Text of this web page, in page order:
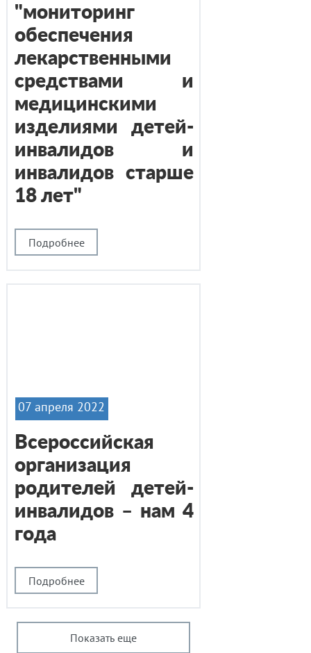
Подробнее
"мониторинг
обеспечения
лекарственными
средствами и
медицинскими
изделиями детей-
инвалидов и
инвалидов старше
18 лет"
Подробнее
Всероссийская
организация
родителей детей-
инвалидов – нам 4
года
07 апреля 2022
Показать еще